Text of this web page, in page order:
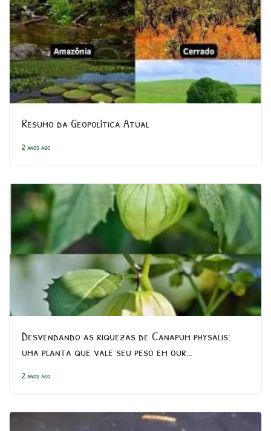
Resumo da Geopolítica Atual
2 anos ago
Desvendando as riquezas de Canapum physalis:
uma planta que vale seu peso em our…
2 anos ago